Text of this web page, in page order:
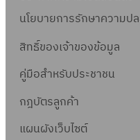
นโยบายการรักษาความป
สิทธิ์ของเจ้าของข้อมูล
คู่มือสำหรับประชาชน
กฎบัตรลูกค้า
แผนผังเว็บไซต์